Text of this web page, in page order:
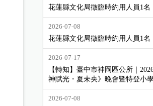
花蓮縣文化局徵臨時約用人員1名
2026-07-08
花蓮縣文化局徵臨時約用人員1名
2026-07-17
【轉知】臺中市神岡區公所｜
神賦光・夏未央》晚會暨特登小
2026-07-08